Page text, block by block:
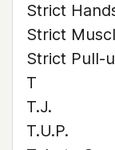
Strict
Strict
Strict Pull-
T
T.J.
T.U.P.